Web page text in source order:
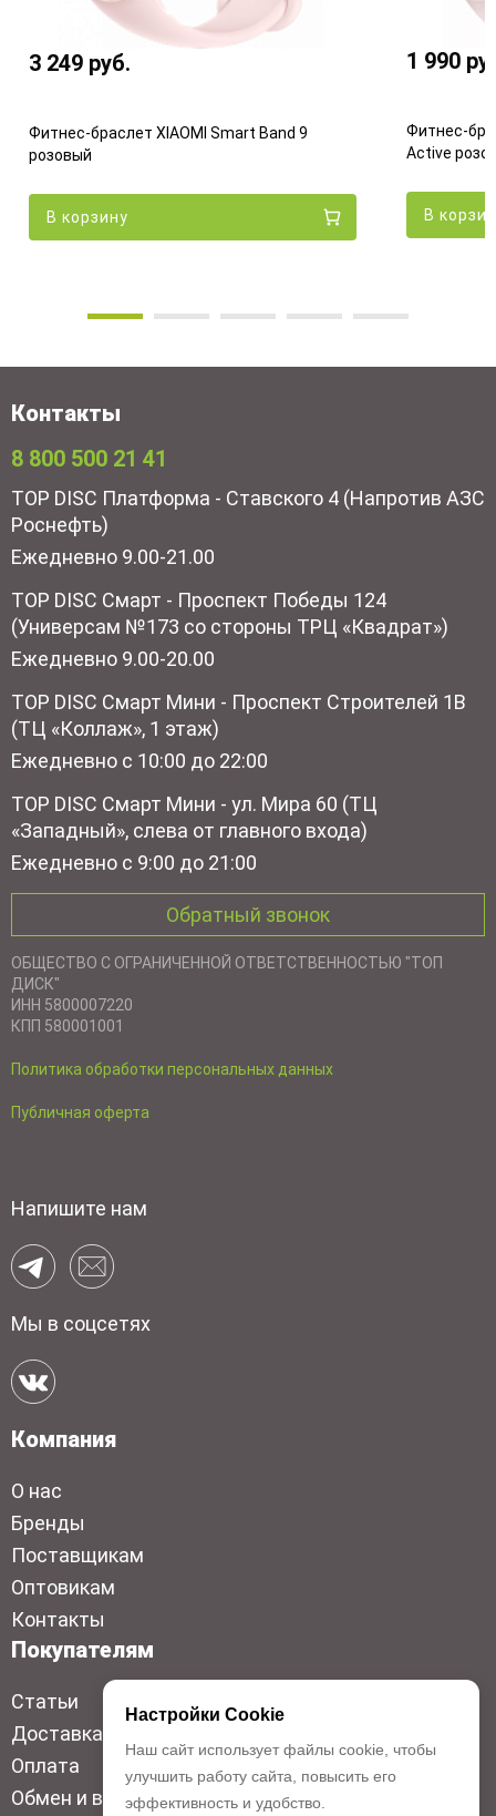
3 249 руб.
Фитнес-браслет XIAOMI Smart Band 9
розовый
В корзину
1 990
Фитнес-
Active
В
Контакты
8 800 500 21 41
TOP DISC Платформа - Ставского 4 (Напротив АЗС
Роснефть)
Ежедневно 9.00-21.00
TOP DISC Смарт - Проспект Победы 124
(Универсам №173 со стороны ТРЦ «Квадрат»)
Ежедневно 9.00-20.00
TOP DISC Смарт Мини - Проспект Строителей 1В
(ТЦ «Коллаж», 1 этаж)
Ежедневно с 10:00 до 22:00
TOP DISC Смарт Мини - ул. Мира 60 (ТЦ
«Западный», слева от главного входа)
Ежедневно с 9:00 до 21:00
Обратный звонок
ОБЩЕСТВО С ОГРАНИЧЕННОЙ ОТВЕТСТВЕННОСТЬЮ "ТОП
ДИСК"
ИНН 5800007220
КПП 580001001
Политика обработки персональных данных
Публичная оферта
Напишите нам
Мы в соцсетях
Компания
О нас
Бренды
Поставщикам
Оптовикам
Контакты
Покупателям
Статьи
Доставка
Оплата
Обмен и возврат
Настройки Cookie
Наш сайт использует файлы cookie, чтобы
улучшить работу сайта, повысить его
эффективность и удобство.